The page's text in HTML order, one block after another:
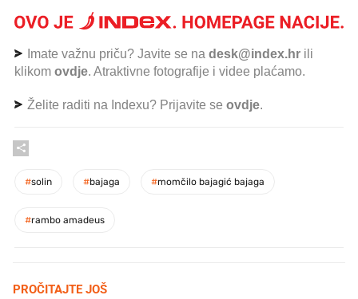
Imate važnu priču? Javite se na desk@index.hr ili
klikom ovdje. Atraktivne fotografije i videe plaćamo.
Želite raditi na Indexu? Prijavite se ovdje.
#solin #bajaga #momčilo bajagić bajaga
#rambo amadeus
PROČITAJTE JOŠ